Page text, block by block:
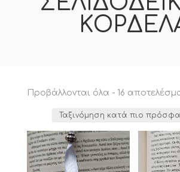
Προβάλλονται όλα - 16